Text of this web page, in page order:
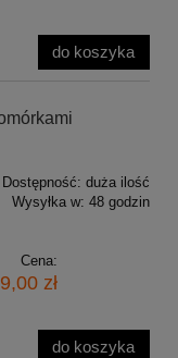
do koszyka
Dostępność: duża ilość
Wysyłka w: 48 godzin
Cena:
zł
do koszyka